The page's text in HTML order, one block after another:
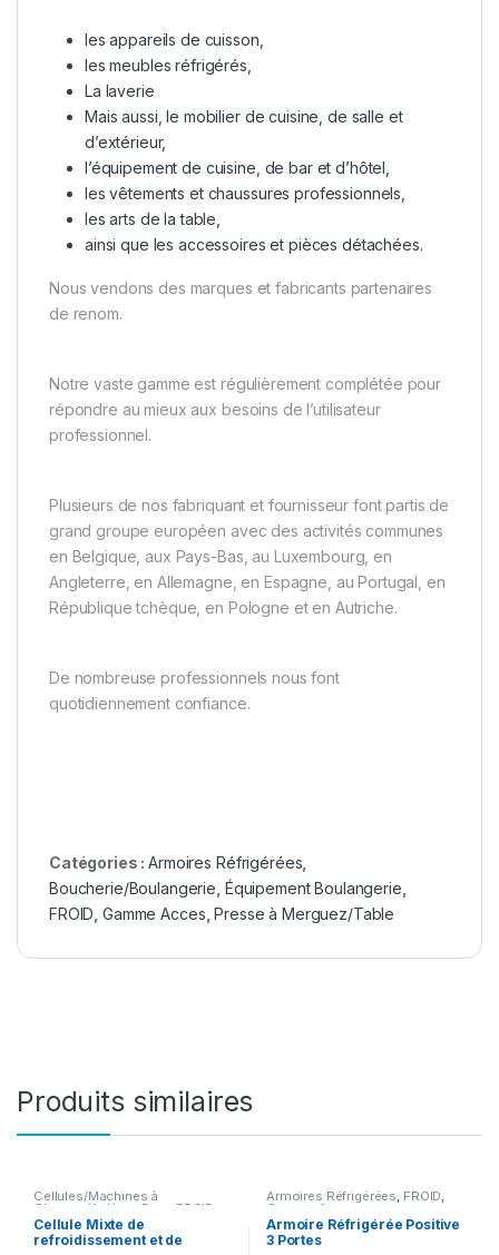
les appareils de cuisson,
les meubles réfrigérés,
La laverie
Mais aussi, le mobilier de cuisine, de salle et
d’extérieur,
l’équipement de cuisine, de bar et d’hôtel,
les vêtements et chaussures professionnels,
les arts de la table,
ainsi que les accessoires et pièces détachées.
Nous vendons des marques et fabricants partenaires
de renom.
Notre vaste gamme est régulièrement complétée pour
répondre au mieux aux besoins de l’utilisateur
professionnel.
Plusieurs de nos fabriquant et fournisseur font partis de
grand groupe européen avec des activités communes
en Belgique, aux Pays-Bas, au Luxembourg, en
Angleterre, en Allemagne, en Espagne, au Portugal, en
République tchèque, en Pologne et en Autriche.
De nombreuse professionnels nous font
quotidiennement confiance.
Catégories :Armoires Réfrigérées
Boucherie/Boulangerie Équipement Boulangerie
FROID ,Gamme Acces ,Presse à Merguez/Table
Produits similaires
Cellules/Machines à
Glaçons/Arrières Bars FROID
Gamme Acces
Cellule Mixte de
refroidissement et de
Armoires Réfrigérées, FROID,
Gamme Acces
Armoire Réfrigérée Positive
3 Portes